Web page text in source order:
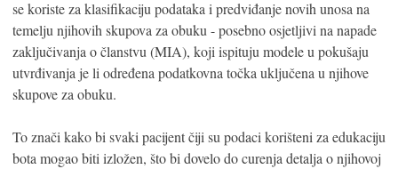
se koriste za klasifikaciju podataka i predviđanje novih unosa na
temelju njihovih skupova za obuku - posebno osjetljivi na napade
zaključivanja o članstvu (MIA), koji ispituju modele u pokušaju
utvrđivanja je li određena podatkovna točka uključena u njihove
skupove za obuku.
To znači kako bi svaki pacijent čiji su podaci korišteni za edukaciju
bota mogao biti izložen, što bi dovelo do curenja detalja o njihovoj